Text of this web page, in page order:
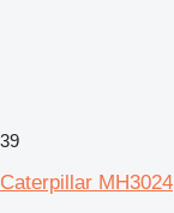
39
Caterpillar MH3024